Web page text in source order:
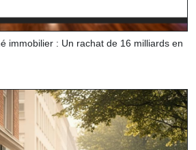
immobilier : Un rachat de 16 milliards en